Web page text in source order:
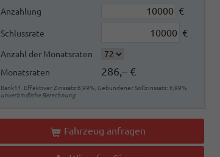
Anzahlung €
Schlussrate €
Anzahl der Monatsraten
Monatsraten
286,– €
Bank11. Effektiver Zinssatz:6,99%, Gebundener Sollzinssatz: 6,99%
unverbindliche Berechnung
Fahrzeug anfragen